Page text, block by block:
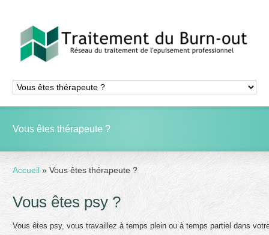
Vous êtes thérapeute ?
Accueil » Vous êtes thérapeute ?
Vous êtes psy ?
Vous êtes psy, vous travaillez à temps plein ou à temps partiel dans